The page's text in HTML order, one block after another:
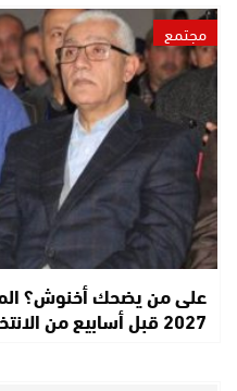
مجتمع
على من يضحك أخنوش؟
2027 قبل أسابيع من الانتخابات